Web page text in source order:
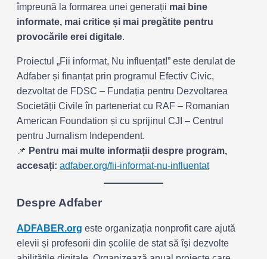
împreună la formarea unei generații mai bine
informate, mai critice și mai pregătite pentru
provocările erei digitale.
Proiectul „Fii informat, Nu influențat!” este derulat de
Adfaber și finanțat prin programul Efectiv Civic,
dezvoltat de FDSC – Fundația pentru Dezvoltarea
Societății Civile în parteneriat cu RAF – Romanian
American Foundation și cu sprijinul CJI – Centrul
pentru Jurnalism Independent.
📌 Pentru mai multe informații despre program,
accesați: adfaber.org/fii-informat-nu-influentat
Despre Adfaber
ADFABER.org este organizația nonprofit care ajută
elevii și profesorii din școlile de stat să își dezvolte